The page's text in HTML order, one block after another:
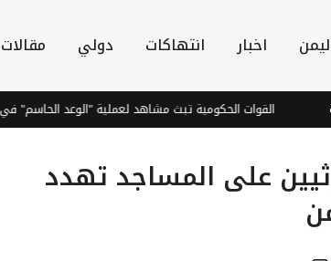
اخبار انتهاكات دولي مقالات
القوات الحكومية تبث مشاهد لعملية "الوعد الحاسم" في صعدة
على المساجد تهدد